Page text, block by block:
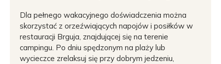
Dla pełnego wakacyjnego doświadczenia można
skorzystać z orzeźwiających napojów i posiłków w
restauracji Brguja, znajdującej się na terenie
campingu. Po dniu spędzonym na plaży lub
wycieczce zrelaksuj się przy dobrym jedzeniu,